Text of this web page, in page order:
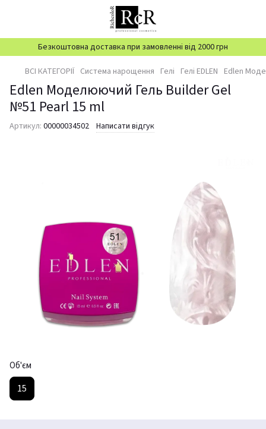
Безкоштовна доставка при замовленні від 2000 грн
ВСІ КАТЕГОРІЇ Система нарощення Гелі Гелі EDLEN Edlen
Edlen Моделюючий Гель Builder Gel
№51 Pearl 15 ml
Артикул: 00000034502 Написати відгук
Об'єм
15